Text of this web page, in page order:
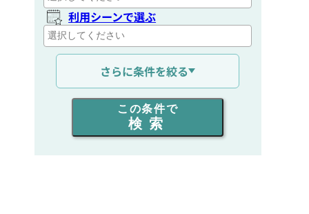
利用シーンで選ぶ
通信距離を選ぶ
出力を選ぶ
同時通話人数を選ぶ
さらに条件を絞る
この条件で
検索